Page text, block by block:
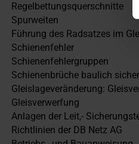
Regelbettungsquerschnitte
Spurweiten
Führung des Radsatzes im
Schienenfehler
Schienenfehlergruppen
Schienenbrüche baulich
Gleislageveränderung:
Gleisverwerfung
Anlagen der Leit,-
Richtlinien der DB Netz AG